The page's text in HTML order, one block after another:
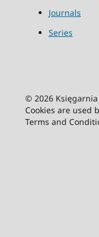
Journals
Series
© 2026
Cookies are used
Terms and